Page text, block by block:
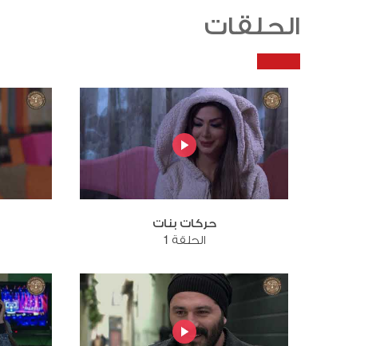
الحلقات
حركات بنات
الحلقة 1